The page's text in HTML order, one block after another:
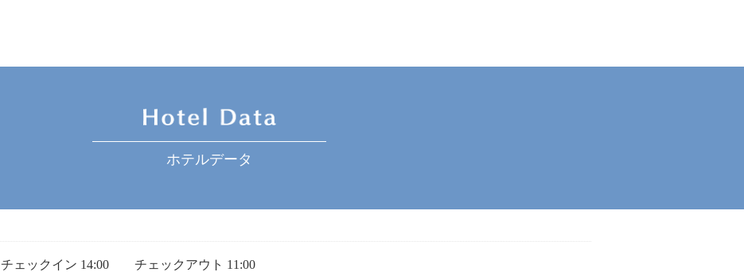
ホテルデータ
チェックイン 14:00 チェックアウト 11:00